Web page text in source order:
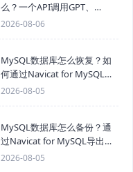
么？一个API调用GPT、
Claude、Gemini、DeepSeek
2026-08-06
MySQL数据库怎么恢复？如
何通过Navicat for MySQL导
入SQL备份文件
2026-08-05
MySQL数据库怎么备份？通
过Navicat for MySQL导出
Mysql数据库为SQL格式备份
2026-08-05